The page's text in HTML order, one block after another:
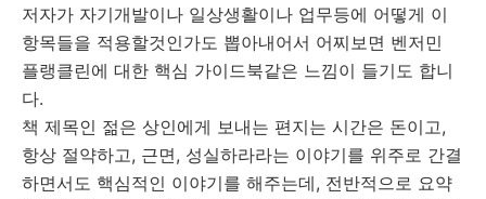
저자가 자기개발이나 일상생활이나 업무등에 어떻게 이
항목들을 적용할것인가도 뽑아내어서 어찌보면 벤저민
플랭클린에 대한 핵심 가이드북같은 느낌이 들기도 합니
다.
책 제목인 젊은 상인에게 보내는 편지는 시간은 돈이고,
항상 절약하고, 근면, 성실하라라는 이야기를 위주로 간결
하면서도 핵심적인 이야기를 해주는데, 전반적으로 요약